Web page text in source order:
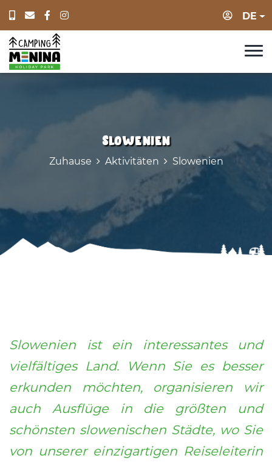
DE
Slowenien
Zuhause Aktivitäten Slowenien
Slowenien ist ein interessantes und
vielfältiges Land. Wenn Sie es besser
erkunden möchten, organisieren wir
auch Ausflüge in die größten und
schönsten slowenischen Städte, wo Sie
von unserer einzigartigen Reiseleiterin